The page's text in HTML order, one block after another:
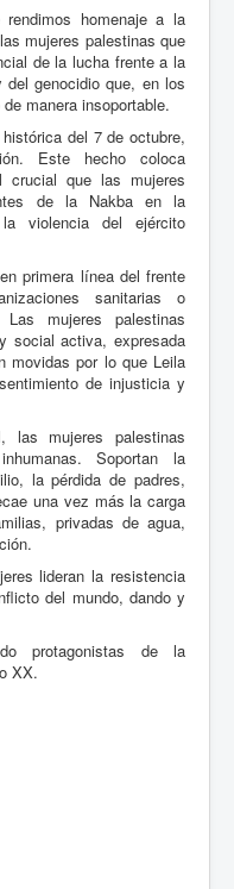
homenaje a la
mujeres palestinas que
de la lucha frente a la
genocidio que, en los
manera insoportable.
del 7 de octubre,
Este hecho coloca
crucial que las mujeres
de la Nakba en la
violencia del ejército
primera línea del frente
sanitarias o
mujeres palestinas
social activa, expresada
movidas por lo que Leila
de injusticia y
mujeres palestinas
Soportan la
la pérdida de padres,
una vez más la carga
privadas de agua,
lideran la resistencia
del mundo, dando y
protagonistas de la
XX.